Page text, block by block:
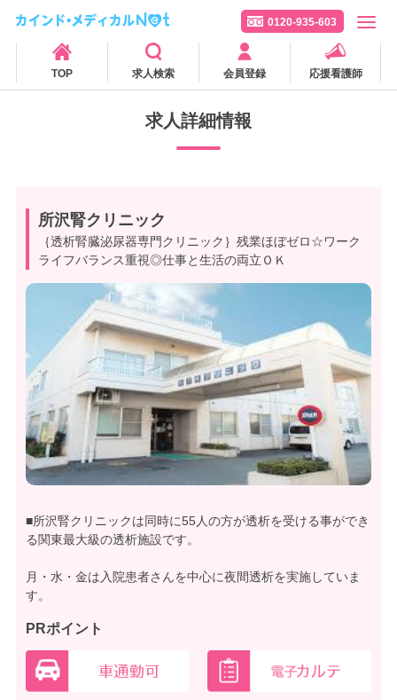
0120-935-603
TOP 求人検索 会員登録 応援看護師
求人詳細情報
所沢腎クリニック
｛透析腎臓泌尿器専門クリニック｝残業ほぼゼロ☆ワーク
ライフバランス重視◎仕事と生活の両立ＯＫ
■所沢腎クリニックは同時に55人の方が透析を受ける事ができ
る関東最大級の透析施設です。
月・水・金は入院患者さんを中心に夜間透析を実施していま
す。
PRポイント